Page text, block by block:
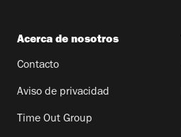
Acerca de nosotros
Contacto
Aviso de privacidad
Time Out Group